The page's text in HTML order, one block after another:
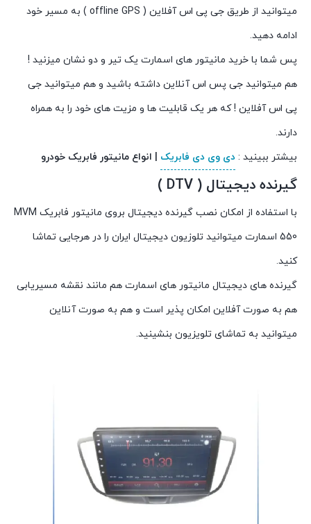
میتوانید از طریق جی پی اس آفلاین ( offline GPS ) به مسیر خود
ادامه دهید.
پس شما با خرید مانیتور های اسمارت یک تیر و دو نشان میزنید !
هم میتوانید جی پس اس آنلاین داشته باشید و هم میتوانید جی
پی اس آفلاین ! که هر یک قابلیت ها و مزیت های خود را به همراه
دارند.
بیشتر ببینید : دی وی دی فابریک | انواع مانیتور فابریک خودرو
گیرنده دیجیتال ( DTV )
با استفاده از امکان نصب گیرنده دیجیتال بروی مانیتور فابریک MVM
550 اسمارت میتوانید تلوزیون دیجیتال ایران را در هرجایی تماشا
کنید.
گیرنده های دیجیتال مانیتور های اسمارت هم مانند نقشه مسیریابی
هم به صورت آفلاین امکان پذیر است و هم به صورت آنلاین
میتوانید به تماشای تلویزیون بنشینید.